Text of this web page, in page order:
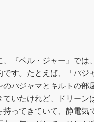
『ベル・ジャー』では
です。たとえば、「パ
パジャマとキルトの部
いたけれど、ドリーン
ってきていて、静電